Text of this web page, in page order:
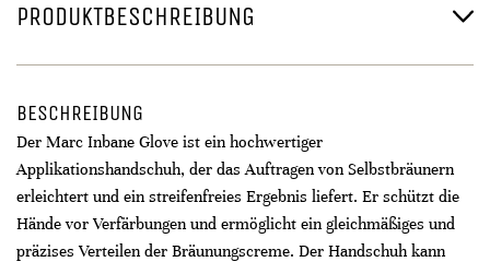
PRODUKTBESCHREIBUNG
BESCHREIBUNG
Der Marc Inbane Glove ist ein hochwertiger
Applikationshandschuh, der das Auftragen von Selbstbräunern
erleichtert und ein streifenfreies Ergebnis liefert. Er schützt die
Hände vor Verfärbungen und ermöglicht ein gleichmäßiges und
präzises Verteilen der Bräunungscreme. Der Handschuh kann